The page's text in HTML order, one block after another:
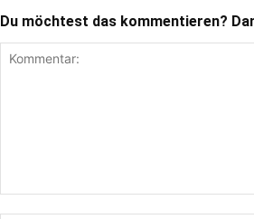
Du möchtest das kommentieren?